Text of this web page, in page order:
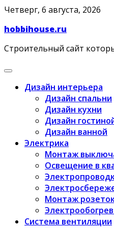
Skip
content
Четверг, 6 августа, 2026
hobbihouse.ru
Строительный сайт
Дизайн интерьера
Дизайн спальни
Дизайн кухни
Дизайн
Дизайн ванной
Электрика
Монтаж
Освещение в
Монтаж
Система вентиляции